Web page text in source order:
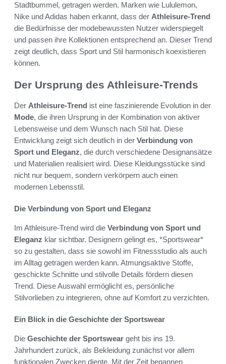
Stadtbummel, getragen werden. Marken wie Lululemon,
Nike und Adidas haben erkannt, dass der Athleisure-Trend
die Bedürfnisse der modebewussten Nutzer widerspiegelt
und passen ihre Kollektionen entsprechend an. Dieser Trend
zeigt deutlich, dass Sport und Stil harmonisch koexistieren
können.
Der Ursprung des Athleisure-Trends
Der Athleisure-Trend ist eine faszinierende Evolution in der
Mode, die ihren Ursprung in der Kombination von aktiver
Lebensweise und dem Wunsch nach Stil hat. Diese
Entwicklung zeigt sich deutlich in der Verbindung von
Sport und Eleganz, die durch verschiedene Designansätze
und Materialien realisiert wird. Diese Kleidungsstücke sind
nicht nur bequem, sondern verkörpern auch einen
modernen Lebensstil.
Die Verbindung von Sport und Eleganz
Im Athleisure-Trend wird die Verbindung von Sport und
Eleganz klar sichtbar. Designern gelingt es, *Sportswear*
so zu gestalten, dass sie sowohl im Fitnessstudio als auch
im Alltag getragen werden kann. Atmungsaktive Stoffe,
geschickte Schnitte und stilvolle Details fördern diesen
Trend. Diese Auswahl ermöglicht es, persönliche
Stilvorlieben zu integrieren, ohne auf Komfort zu verzichten.
Ein Blick in die Geschichte der Sportswear
Die Geschichte der Sportswear geht bis ins 19.
Jahrhundert zurück, als Bekleidung zunächst vor allem
funktionalen Zwecken diente. Mit der Zeit begannen